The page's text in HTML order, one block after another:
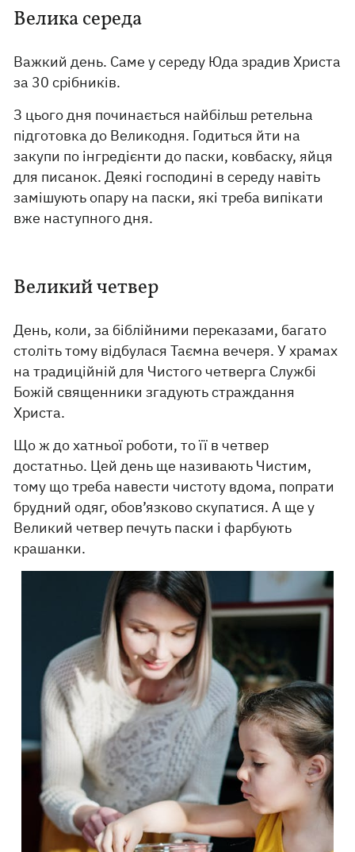
Велика середа
Важкий день. Саме у середу Юда зрадив Христа
за 30 срібників.
З цього дня починається найбільш ретельна
підготовка до Великодня. Годиться йти на
закупи по інгредієнти до паски, ковбаску, яйця
для писанок. Деякі господині в середу навіть
замішують опару на паски, які треба випікати
вже наступного дня.
Великий четвер
День, коли, за біблійними переказами, багато
століть тому відбулася Таємна вечеря. У храмах
на традиційній для Чистого четверга Службі
Божій священники згадують страждання
Христа.
Що ж до хатньої роботи, то її в четвер
достатньо. Цей день ще називають Чистим,
тому що треба навести чистоту вдома, попрати
брудний одяг, обов’язково скупатися. А ще у
Великий четвер печуть паски і фарбують
крашанки.